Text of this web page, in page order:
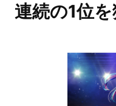
連続の1位を